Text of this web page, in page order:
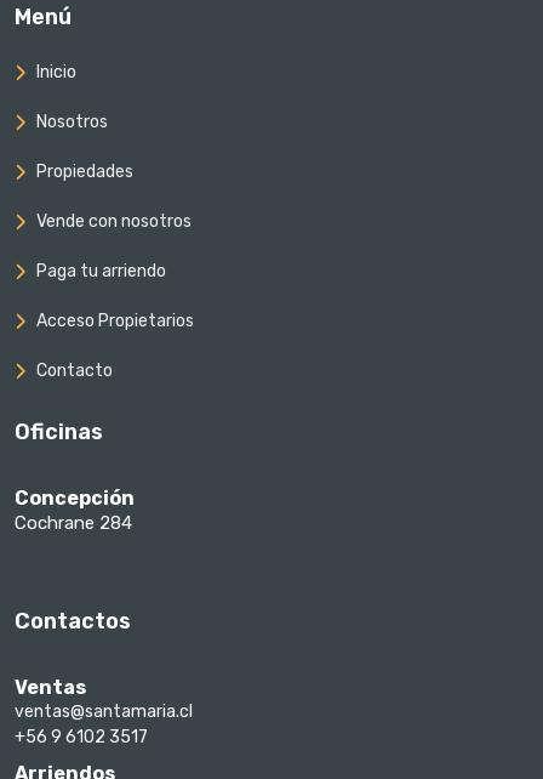
Menú
Inicio
Nosotros
Propiedades
Vende con nosotros
Paga tu arriendo
Acceso Propietarios
Contacto
Oficinas
Concepción
Cochrane 284
Contactos
Ventas
ventas@santamaria.cl
+56 9 6102 3517
Arriendos